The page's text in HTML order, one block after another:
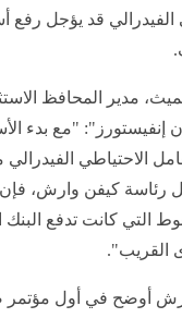
قد يؤجل رفع
مدير المحافظ
"مع بدء
الاحتياطي الفيدرالي
رئاسة كيفن وارش، فإن
التي كانت تدفع البنك
القريب".
أوضح في أول مؤتمر